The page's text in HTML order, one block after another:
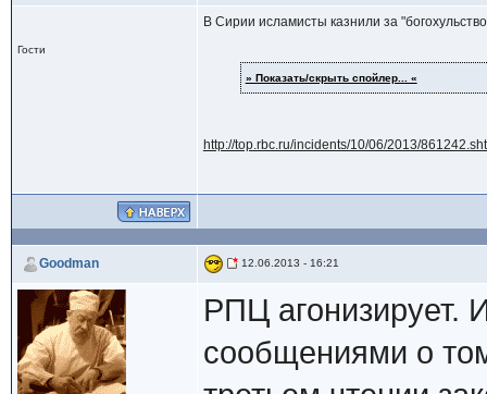
Гости
В Сирии исламисты казнили за
» Показать/скрыть спойлер... «
http://top.rbc.ru/incidents/10/06/2013/
Goodman 12.06.2013 - 16:21
РПЦ агонизирует.
сообщениями о